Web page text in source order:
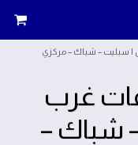
سبليت – شباك – مركزي
غرب
شباك –